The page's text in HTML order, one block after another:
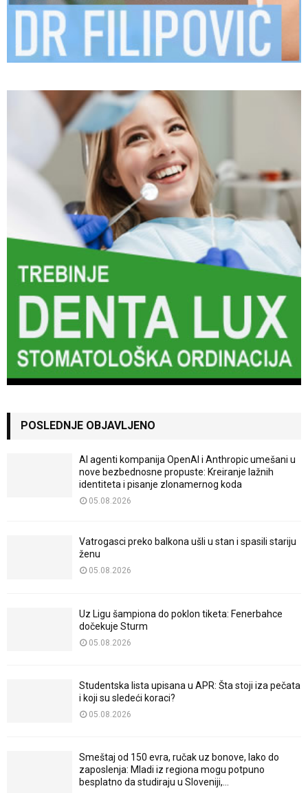
POSLEDNJE OBJAVLJENO
AI agenti kompanija OpenAI i Anthropic umešani u
nove bezbednosne propuste: Kreiranje lažnih
identiteta i pisanje zlonamernog koda
05.08.2026
Vatrogasci preko balkona ušli u stan i spasili stariju
ženu
05.08.2026
Uz Ligu šampiona do poklon tiketa: Fenerbahce
dočekuje Sturm
05.08.2026
Studentska lista upisana u APR: Šta stoji iza pečata
i koji su sledeći koraci?
05.08.2026
Smeštaj od 150 evra, ručak uz bonove, lako do
zaposlenja: Mladi iz regiona mogu potpuno
besplatno da studiraju u Sloveniji,...